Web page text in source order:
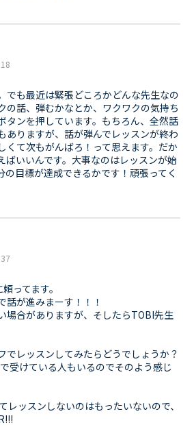
でも最近は緊張どころかどんな先生なの
の話、弾むかなとか、ワクワクの気持ち
タンを押しています。もちろん、全然話
ありますが、話が弾んでレッスンが終わ
くて次もがんばろ！って思えます。だか
ばいいんです。大事なのはレッスンが始
の目標が達成できるかです！頑張ってく
ってます。
話が進みまーす！！！
場合がありますが、そしたらTOBI先生
でレッスンしてみたらどうでしょうか？
受けている人もいるのでそのよう感じ
レッスンしないのはもったいないので、